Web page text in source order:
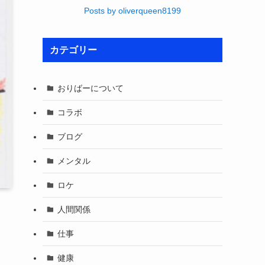
Posts by oliverqueen8199
カテゴリー
おりばーについて
コラボ
ブログ
メンタル
ロケ
人間関係
仕事
健康